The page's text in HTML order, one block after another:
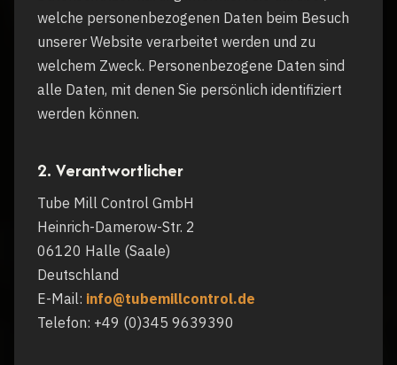
welche personenbezogenen Daten beim Besuch
unserer Website verarbeitet werden und zu
welchem Zweck. Personenbezogene Daten sind
alle Daten, mit denen Sie persönlich identifiziert
werden können.
2. Verantwortlicher
Tube Mill Control GmbH
Heinrich-Damerow-Str. 2
06120 Halle (Saale)
Deutschland
E-Mail: info@tubemillcontrol.de
Telefon: +49 (0)345 9639390